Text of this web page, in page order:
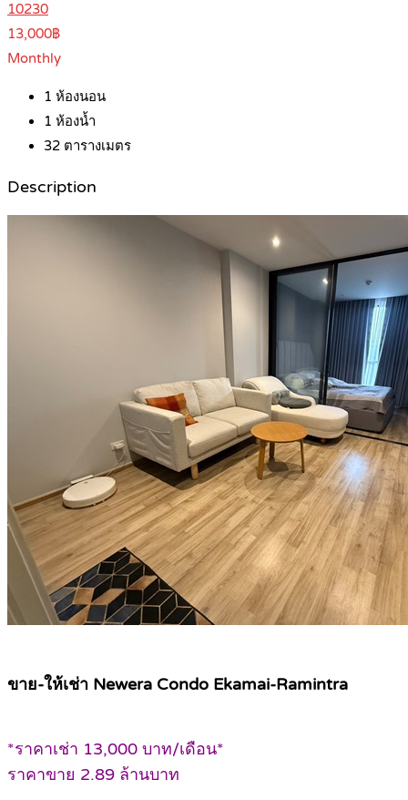
10230
13,000฿
Monthly
1 ห้องนอน
1 ห้องน้ำ
32 ตารางเมตร
Description
ขาย-ให้เช่า Newera Condo Ekamai-Ramintra
*ราคาเช่า 13,000 บาท/เดือน*
ราคาขาย 2.89 ล้านบาท